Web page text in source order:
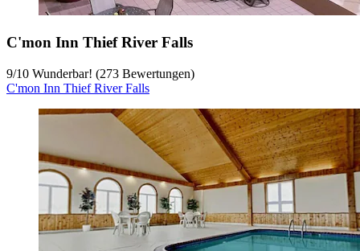
C'mon Inn Thief River Falls
9/10 Wunderbar! (273 Bewertungen)
C'mon Inn Thief River Falls